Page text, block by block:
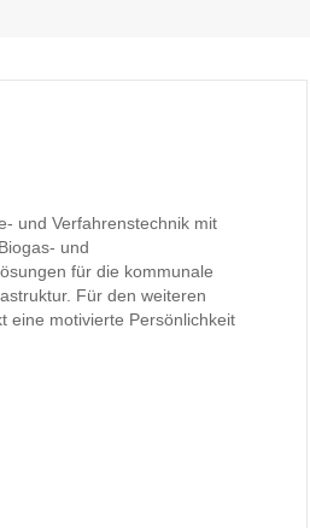
und Verfahrenstechnik mit
und
für die kommunale
Für den weiteren
eine motivierte Persönlichkeit